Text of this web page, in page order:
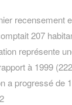
recensement
207
représente
à 1999
a progressé de